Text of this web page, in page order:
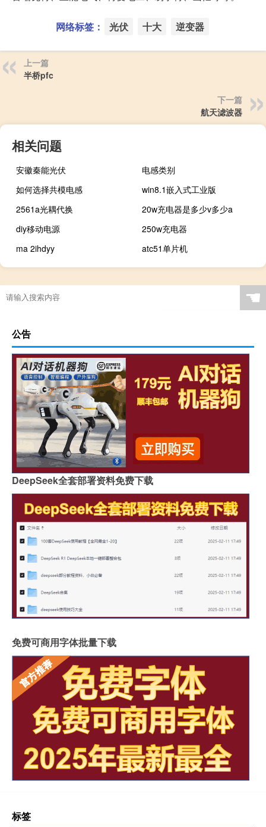
网络标签： 光伏 十大 逆变器
上一篇
半桥pfc
下一篇
航天滤波器
相关问题
安徽秦能光伏
电感类别
如何选择共模电感
win8.1嵌入式工业版
2561a光耦代换
20w充电器是多少v多少a
diy移动电源
250w充电器
ma 2ihdyy
atc51单片机
☚
公告
DeepSeek全套部署资料免费下载
免费可商用字体批量下载
标签